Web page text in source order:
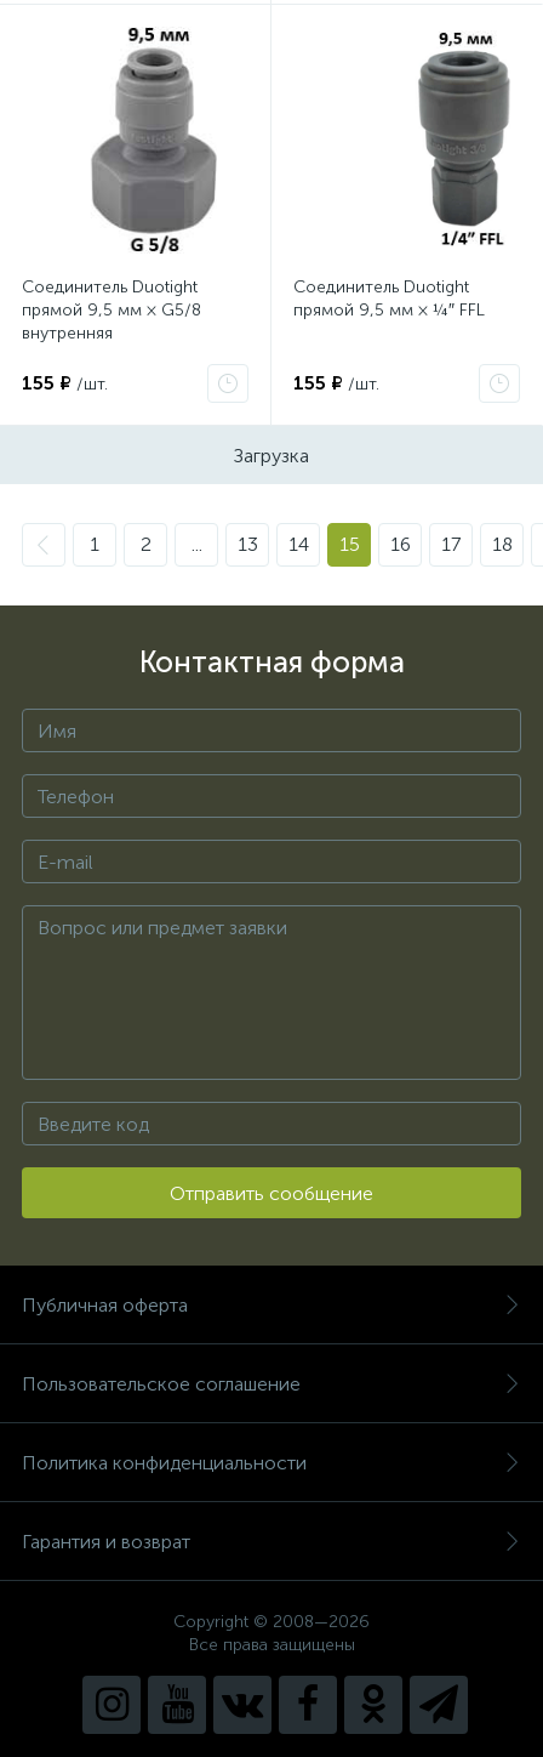
Соединитель Duotight
прямой 9,5 мм × G5/8
внутренняя
155 ₽ /шт.
Соединитель Duotight
прямой 9,5 мм × ¼″ FFL
155 ₽ /шт.
Загрузка
1 2 ... 13 14 15 16 17 18
Контактная форма
Отправить сообщение
Публичная оферта
Пользовательское соглашение
Политика конфиденциальности
Гарантия и возврат
Copyright © 2008—2026
Все права защищены